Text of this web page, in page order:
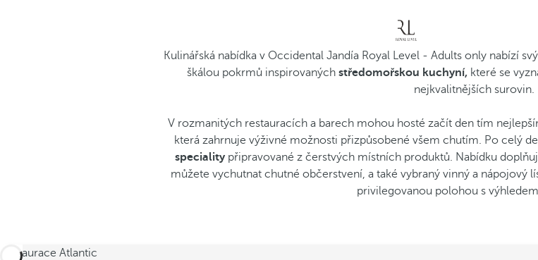
Kulinářská nabídka v Occidental Jandía Royal Level - Adults only nabízí
škálou pokrmů inspirovaných středomořskou kuchyní, které se
nejkvalitnějších surovin.
V rozmanitých restauracích a barech mohou hosté začít den tím
která zahrnuje výživné možnosti přizpůsobené všem chutím. Po celý
specialitypřipravované z čerstvých místních produktů. Nabídku
můžete vychutnat chutné občerstvení, a také vybraný vinný a nápojový
privilegovanou polohou s
Restaurace Atlantic